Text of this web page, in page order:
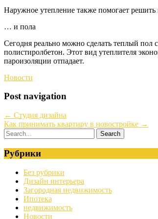
Наружное утепление также помогает
… и пола
Сегодня реально можно сделать теплый пол
полистиролбетон. Этот вид утеплителя
пароизоляции отпадает.
Новости
Post navigation
← Студия дизайна
Как принимать квартиру в новостройке →
Рубрики
Без рубрики
Дизайн интерьера
Загородная недвижимость
Ипотека
недвижимость
Новости